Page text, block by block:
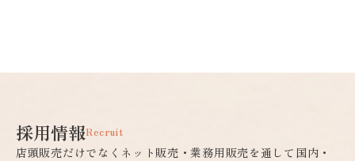
採用情報Recruit
店頭販売だけでなくネット販売・業務用販売を通して国内・